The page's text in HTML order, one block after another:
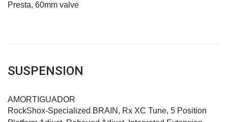
Presta, 60mm valve
SUSPENSION
AMORTIGUADOR
RockShox-Specialized BRAIN, Rx XC Tune, 5 Position